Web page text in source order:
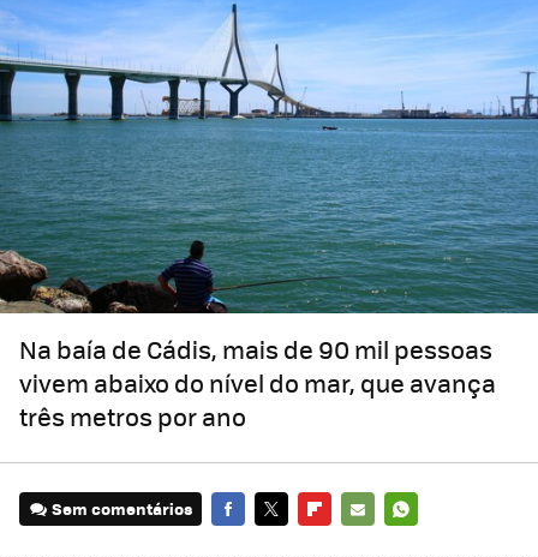
Na baía de Cádis, mais de 90 mil pessoas
vivem abaixo do nível do mar, que avança
três metros por ano
Sem comentários